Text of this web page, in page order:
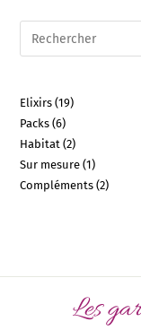
Elixirs 19
Packs 6
Habitat 2
Sur mesure 1
Compléments 2
Les